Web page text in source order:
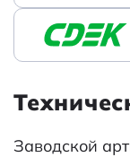
Заводской